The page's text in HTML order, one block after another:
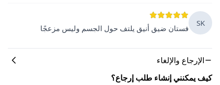
SK
فستان ضيق أنيق يلتف حول الجسم وليس مزعجًا
الإرجاع والإلغاء
كيف يمكنني إنشاء طلب إرجاع؟